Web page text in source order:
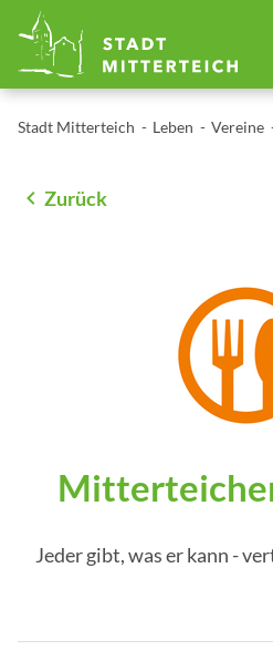
Stadt Mitterteich Leben Vereine
Zurück
Jeder gibt, was er kann -